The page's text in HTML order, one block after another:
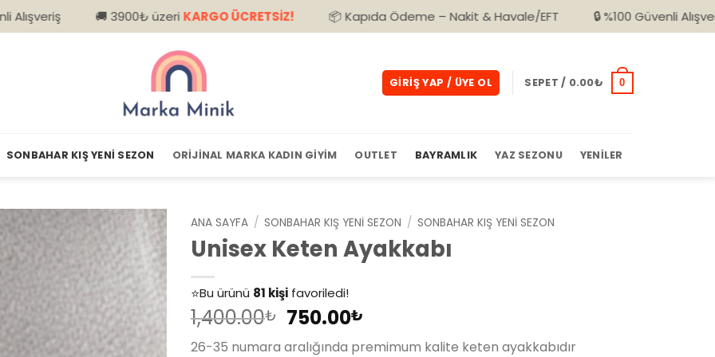
🚚 3900₺ üzeriKARGO ÜCRETSİZ! 📦 Kapıda Ödeme – Nakit & Havale/EFT 🔒 %100 Güvenli Alışveriş 🚚
GIRIŞ YAP / ÜYE OL SEPET / 0.00₺ 0
SONBAHAR KIŞ YENI SEZON ORIJINAL MARKA KADIN GIYIM OUTLET BAYRAMLIK YAZ SEZONU YENILER
ANA SAYFA / SONBAHAR KIŞ YENI SEZON / SONBAHAR KIŞ YENI SEZON
Unisex Keten Ayakkabı
👀Şu an
⭐️Bu ürünü 81 kişi favoriledi!
🛒39 kişisepetine ekledi!
1,400.00₺ Orijinal
fiyat:
750.00₺
andaki
26-35 numara aralığında premimum kalite keten ayakkabıdır